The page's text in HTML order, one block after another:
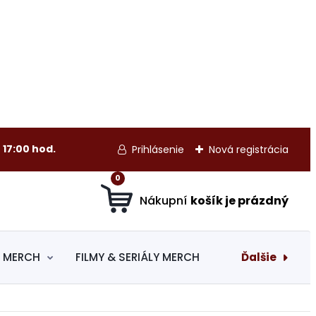
hod. Prihlásenie Nová registrácia
0
FILMY & SERIÁLY MERCH Ďalšie